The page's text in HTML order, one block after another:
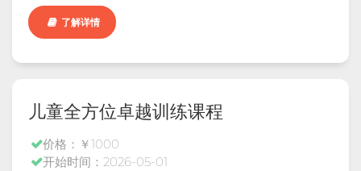
了解详情
儿童全方位卓越训练课程
价格：￥1000
开始时间：2026-05-01